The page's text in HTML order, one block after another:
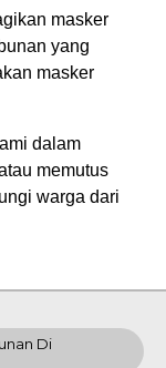
masker
yang
masker
dalam
memutus
warga dari
Di